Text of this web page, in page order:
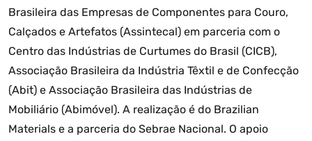
Brasileira das Empresas de Componentes para Couro,
Calçados e Artefatos (Assintecal) em parceria com o
Centro das Indústrias de Curtumes do Brasil (CICB),
Associação Brasileira da Indústria Têxtil e de Confecção
(Abit) e Associação Brasileira das Indústrias de
Mobiliário (Abimóvel). A realização é do Brazilian
Materials e a parceria do Sebrae Nacional. O apoio